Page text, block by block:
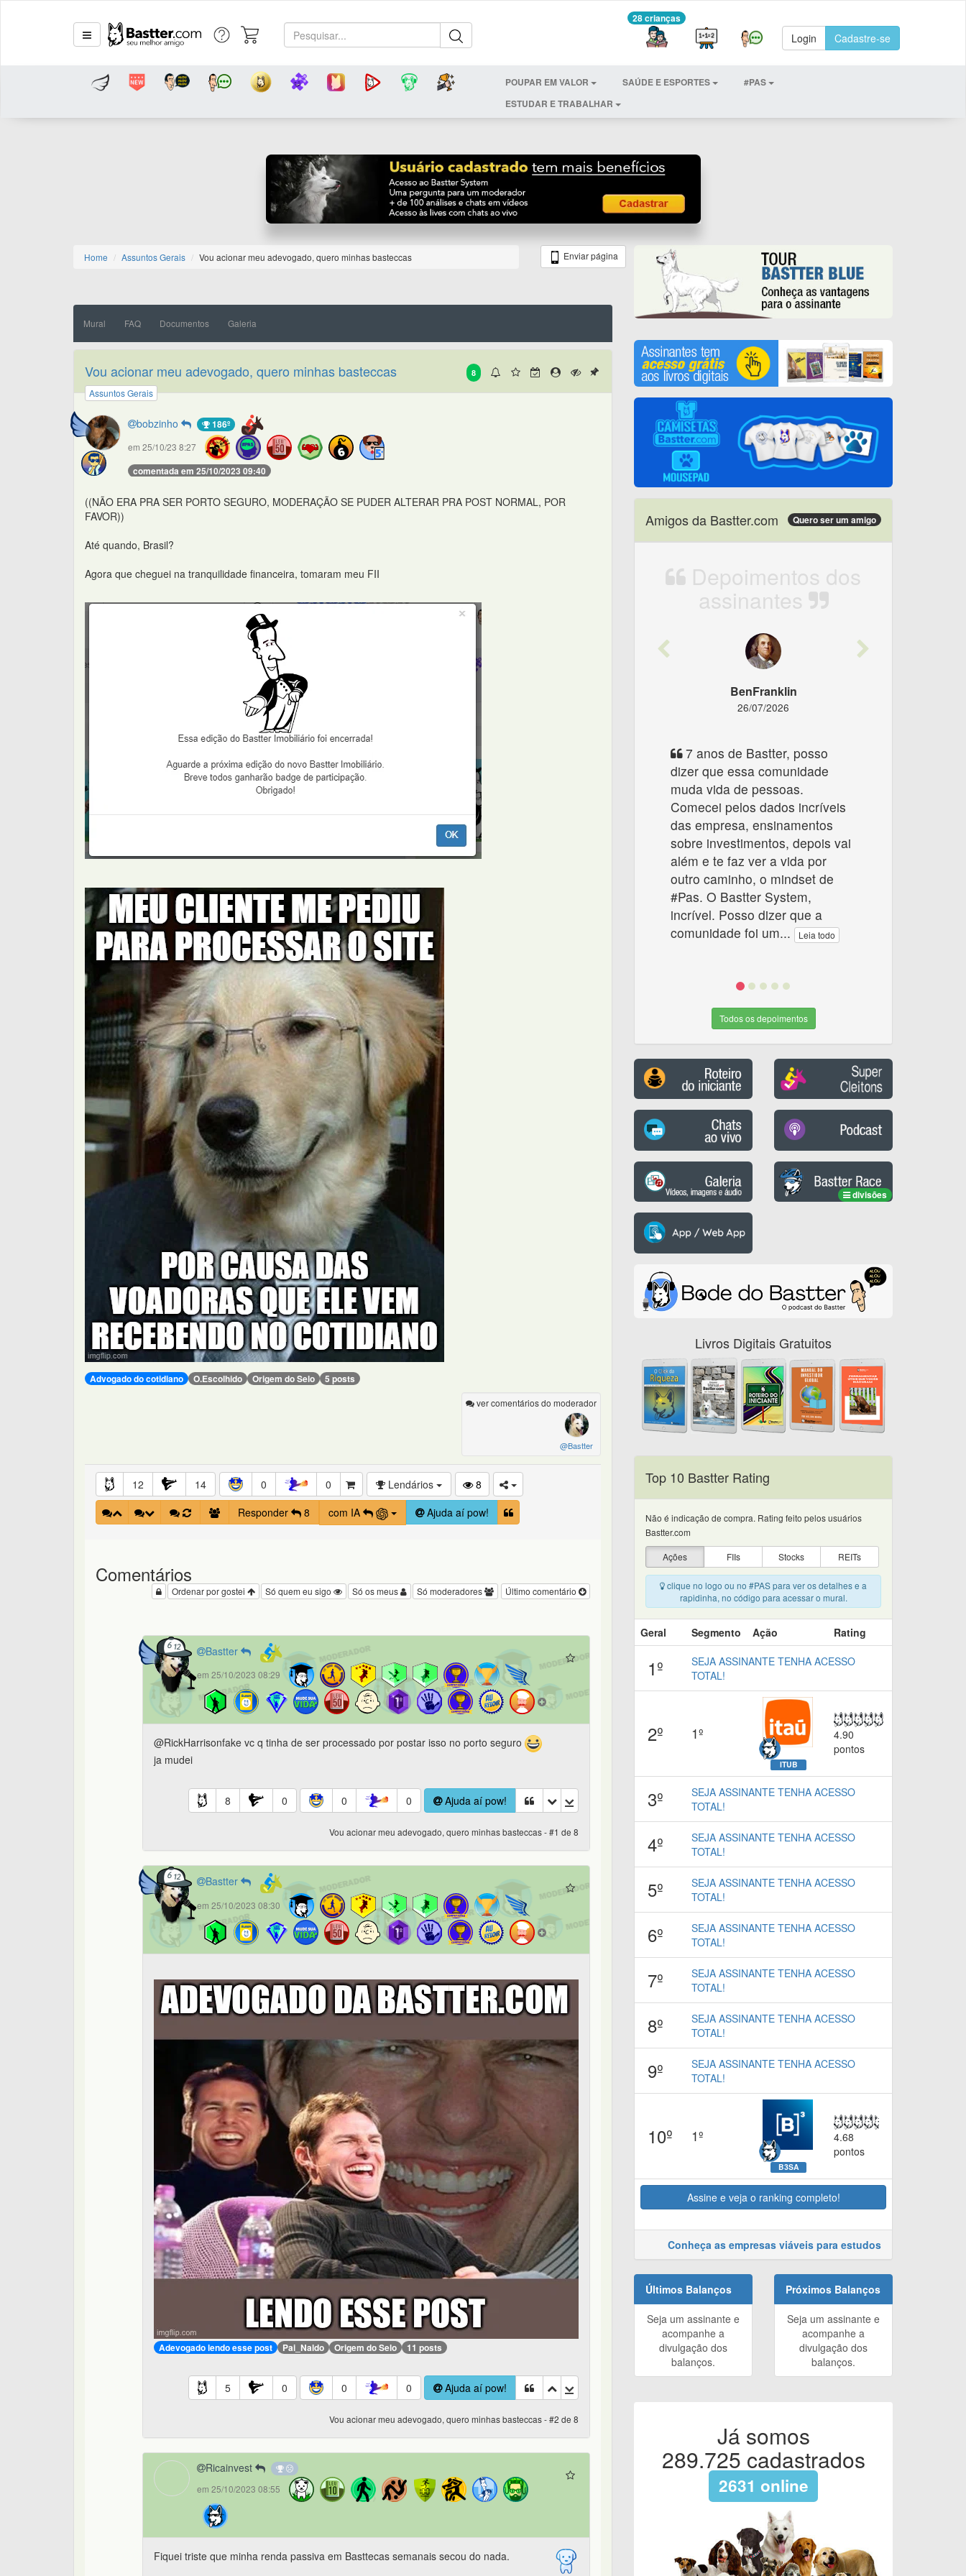
28 crianças
Login Cadastre-se
POUPAR EM VALOR SAÚDE E ESPORTES
#PAS
ESTUDAR E TRABALHAR
Home Assuntos Gerais Vou acionar meu adevogado, quero minhas basteccas Enviar página
Mural FAQ Documentos Galeria
8
Vou acionar meu adevogado, quero minhas basteccas
Assuntos Gerais
bobzinho 186º
em 25/10/23 8:27
comentada em 25/10/2023 09:40
((NÃO ERA PRA SER PORTO SEGURO, MODERAÇÃO SE PUDER ALTERAR PRA POST NORMAL, POR
FAVOR))
Até quando, Brasil?
Agora que cheguei na tranquilidade financeira, tomaram meu FII
Advogado do cotidiano O.Escolhido Origem do Selo 5 posts
ver comentários do moderador
@Bastter
12 14 0 0 Lendários
8
Responder
8 com IA Ajuda aí pow!
Comentários
Último comentário
Só moderadores
Só os meus
Só quem eu sigo
Ordenar por gostei
Bastter
em 25/10/2023 08:29
@RickHarrisonfake vc q tinha de ser processado por postar isso no porto seguro
ja mudei
8 0 0 0 Ajuda aí pow!
Vou acionar meu adevogado, quero minhas basteccas - #1 de 8
Bastter
em 25/10/2023 08:30
Adevogado lendo esse post Pai_Naldo Origem do Selo 11 posts
5 0 0 0 Ajuda aí pow!
Vou acionar meu adevogado, quero minhas basteccas - #2 de 8
Ricainvest
em 25/10/2023 08:55
Fiquei triste que minha renda passiva em Basttecas semanais secou do nada.
Amigos da Bastter.com Quero ser um amigo
Depoimentos dos
assinantes
Previous
BenFranklin
26/07/2026
7 anos de Bastter, posso
dizer que essa comunidade
muda vida de pessoas.
Comecei pelos dados incríveis
das empresa, ensinamentos
sobre investimentos, depois vai
além e te faz ver a vida por
outro caminho, o mindset de
#Pas. O Bastter System,
incrível. Posso dizer que a
comunidade foi um... Leia todo
Todos os depoimentos
divisões
Livros Digitais Gratuitos
Top 10 Bastter Rating
Não é indicação de compra. Rating feito pelos usuários
Bastter.com
Ações
FIIs Stocks REITs
clique no logo ou no #PAS para ver os detalhes e a
rapidinha, no código para acessar o mural.
Geral Segmento Ação Rating
1º
SEJA ASSINANTE TENHA ACESSO
TOTAL!
2º 1º
ITUB
4.90
pontos
3º
SEJA ASSINANTE TENHA ACESSO
TOTAL!
4º
SEJA ASSINANTE TENHA ACESSO
TOTAL!
5º
SEJA ASSINANTE TENHA ACESSO
TOTAL!
6º
SEJA ASSINANTE TENHA ACESSO
TOTAL!
7º
SEJA ASSINANTE TENHA ACESSO
TOTAL!
8º
SEJA ASSINANTE TENHA ACESSO
TOTAL!
9º
SEJA ASSINANTE TENHA ACESSO
TOTAL!
10º 1º
B3SA
4.68
pontos
Assine e veja o ranking completo!
Conheça as empresas viáveis para estudos
Últimos Balanços
Seja um assinante e
acompanhe a
divulgação dos
balanços.
Próximos Balanços
Seja um assinante e
acompanhe a
divulgação dos
balanços.
Já somos
289.725 cadastrados
2631 online